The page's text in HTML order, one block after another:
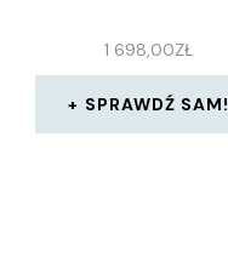
1 698,00ZŁ
SPRAWDŹ SAM!